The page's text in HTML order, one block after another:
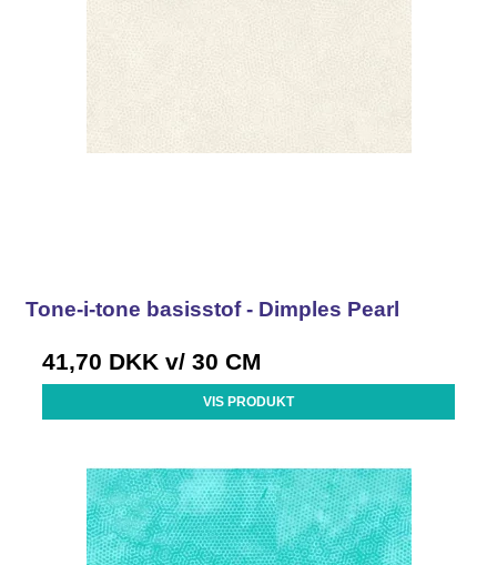
Tone-i-tone basisstof - Dimples Pearl
41,70 DKK v/ 30 CM
VIS PRODUKT